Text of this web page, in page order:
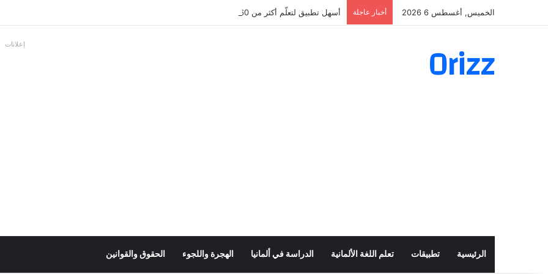
الخميس, أغسطس 6 2026 أخبار عاجلة أسهل تطبيق لتعلّم أكثر من 160 ألف فعل بالألمانية
Orizz إعلانات
الرئيسية تطبيقات تعلم اللغة الألمانية الدراسة في ألمانيا الهجرة واللجوء الحقوق والقوانين